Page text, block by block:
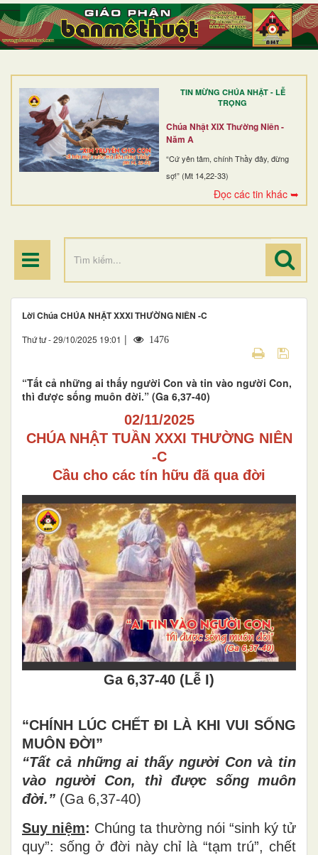
TIN MỪNG CHÚA NHẬT - LỄ
TRỌNG
Chúa Nhật XIX Thường Niên -
Năm A
“Cứ yên tâm, chính Thầy đây, đừng
sợ!” (Mt 14,22-33)
Đọc các tin khác ➥
TRANG NHẤT
GIỚI THIỆU
DÒNG TU
BAN MỤC VỤ
ĐOÀN THỂ CG
ĐIỂM HÀNH HƯƠNG
Lời Chúa CHÚA NHẬT XXXI THƯỜNG NIÊN -C
Thứ tư - 29/10/2025 19:01 | 1476
“Tất cả những ai thấy người Con và tin vào người Con,
thì được sống muôn đời.” (Ga 6,37-40)
02/11/2025
CHÚA NHẬT TUẦN XXXI THƯỜNG NIÊN
-C
Cầu cho các tín hữu đã qua đời
Ga 6,37-40 (Lễ I)
“CHÍNH LÚC CHẾT ĐI LÀ KHI VUI SỐNG
MUÔN ĐỜI”
“Tất cả những ai thấy người Con và tin
vào người Con, thì được sống muôn
đời.” (Ga 6,37-40)
Suy niệm: Chúng ta thường nói “sinh ký tử
quy”: sống ở đời này chỉ là “tạm trú”, chết